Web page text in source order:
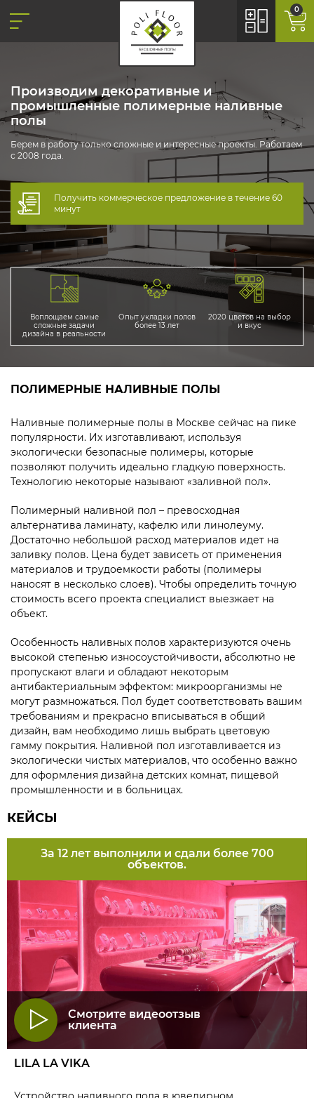
0
Производим декоративные и
промышленные полимерные наливные
полы
Берем в работу только сложные и интересные проекты. Работаем
с 2008 года.
Получить коммерческое предложение в течение 60
минут
Воплощаем самые
сложные задачи
дизайна в реальности
Опыт укладки полов
более 13 лет
2020 цветов на выбор
и вкус
ПОЛИМЕРНЫЕ НАЛИВНЫЕ ПОЛЫ
Наливные полимерные полы в Москве сейчас на пике
популярности. Их изготавливают, используя
экологически безопасные полимеры, которые
позволяют получить идеально гладкую поверхность.
Технологию некоторые называют «заливной пол».
Полимерный наливной пол – превосходная
альтернатива ламинату, кафелю или линолеуму.
Достаточно небольшой расход материалов идет на
заливку полов. Цена будет зависеть от применения
материалов и трудоемкости работы (полимеры
наносят в несколько слоев). Чтобы определить точную
стоимость всего проекта специалист выезжает на
объект.
Особенность наливных полов характеризуются очень
высокой степенью износоустойчивости, абсолютно не
пропускают влаги и обладают некоторым
антибактериальным эффектом: микроорганизмы не
могут размножаться. Пол будет соответствовать вашим
требованиям и прекрасно вписываться в общий
дизайн, вам необходимо лишь выбрать цветовую
гамму покрытия. Наливной пол изготавливается из
экологически чистых материалов, что особенно важно
для оформления дизайна детских комнат, пищевой
промышленности и в больницах.
КЕЙСЫ
За 12 лет выполнили и сдали более 700
объектов.
Смотрите видеоотзыв
клиента
LILA LA VIKA